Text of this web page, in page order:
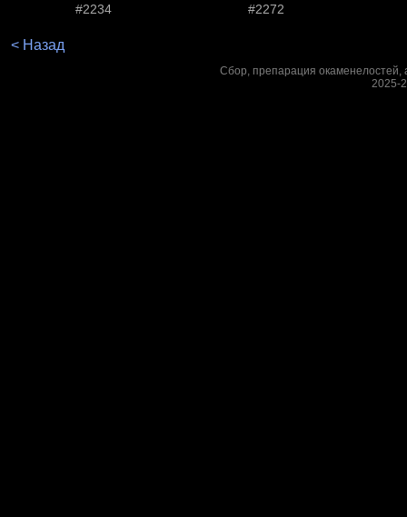
#2234 #2272
< Назад
Сбор, препарация окаменелостей,
2025-